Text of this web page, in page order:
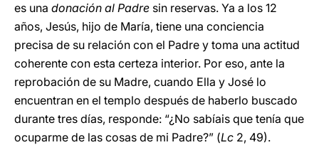
es una donación al Padre sin reservas. Ya a los 12
años, Jesús, hijo de María, tiene una conciencia
precisa de su relación con el Padre y toma una actitud
coherente con esta certeza interior. Por eso, ante la
reprobación de su Madre, cuando Ella y José lo
encuentran en el templo después de haberlo buscado
durante tres días, responde: “¿No sabíais que tenía que
ocuparme de las cosas de mi Padre?” (Lc 2, 49).